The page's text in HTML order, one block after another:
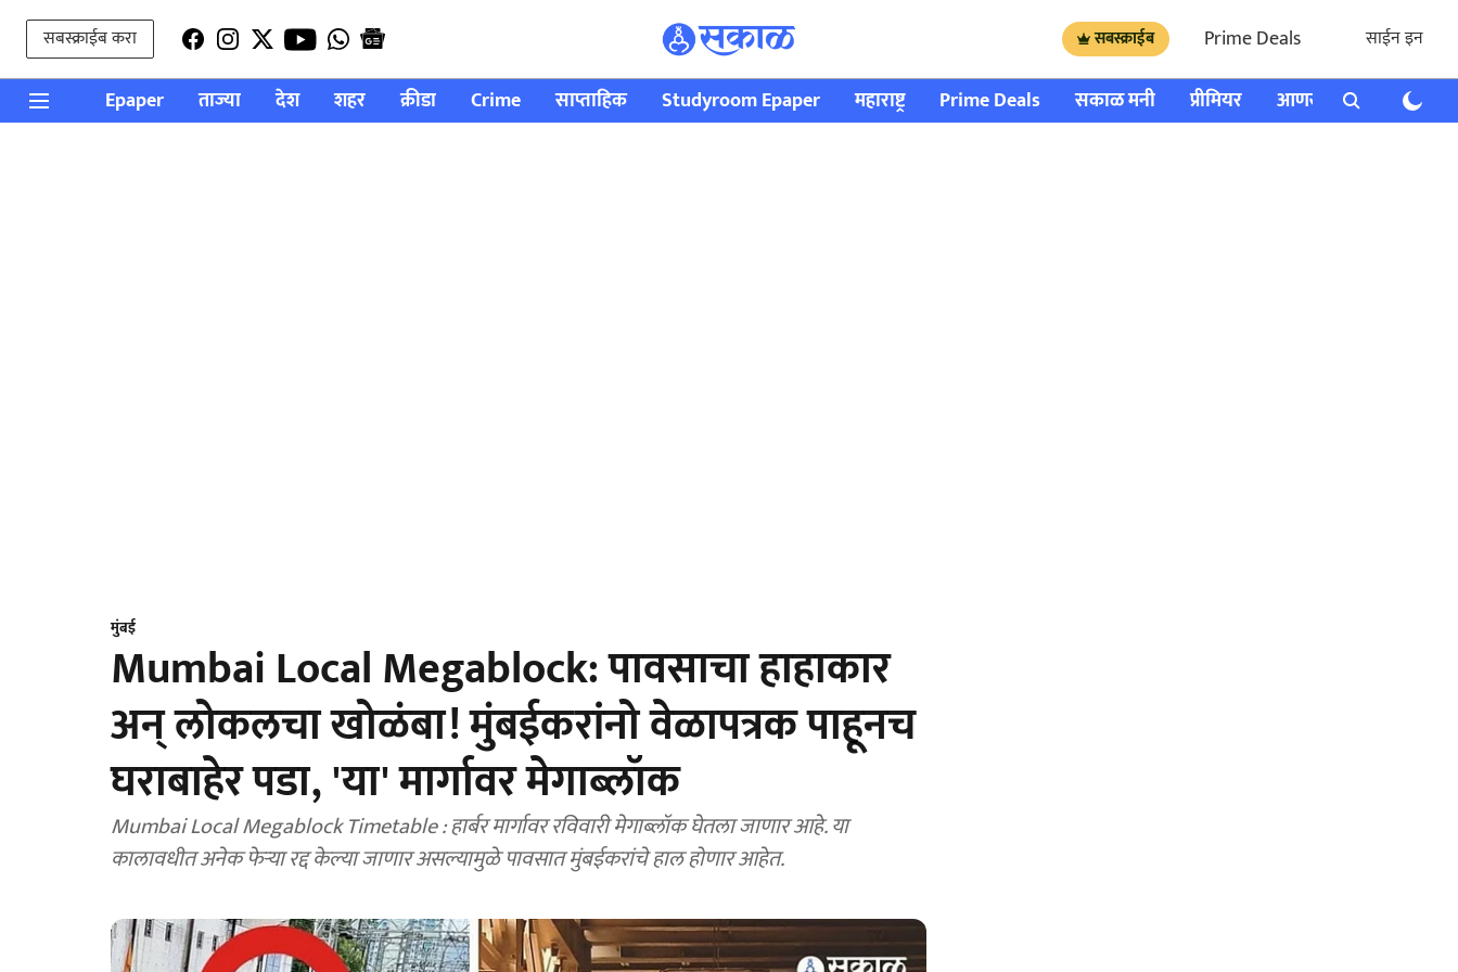
सबस्क्राईब करा सबस्क्राईब Prime Deals साईन इन
Epaper ताज्या देश शहर क्रीडा Crime साप्ताहिक Studyroom Epaper महाराष्ट्र Prime Deals सकाळ मनी प्रीमियर आणखी राशी भविष्य
मुंबई
Mumbai Local Megablock: पावसाचा हाहाकार
अन् लोकलचा खोळंबा! मुंबईकरांनो वेळापत्रक पाहूनच
घराबाहेर पडा, 'या' मार्गावर मेगाब्लॉक
Mumbai Local Megablock Timetable : हार्बर मार्गावर रविवारी मेगाब्लॉक घेतला जाणार आहे. या
कालावधीत अनेक फेऱ्या रद्द केल्या जाणार असल्यामुळे पावसात मुंबईकरांचे हाल होणार आहेत.